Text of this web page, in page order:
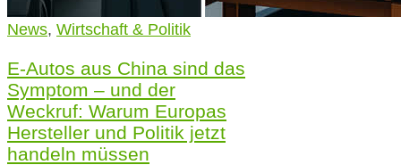
News, Wirtschaft & Politik
E-Autos aus China sind das
Symptom – und der
Weckruf: Warum Europas
Hersteller und Politik jetzt
handeln müssen